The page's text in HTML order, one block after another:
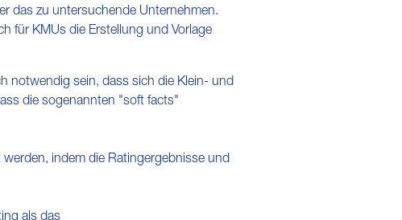
das zu untersuchende Unternehmen.
für KMUs die Erstellung und Vorlage
notwendig sein, dass sich die Klein- und
die sogenannten "soft facts"
indem die Ratingergebnisse und
als das